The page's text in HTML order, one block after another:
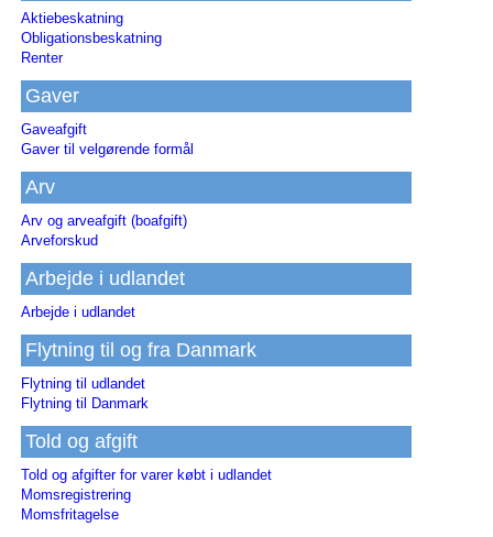
Aktiebeskatning
Obligationsbeskatning
Renter
Gaver
Gaveafgift
Gaver til velgørende formål
Arv
Arv og arveafgift (boafgift)
Arveforskud
Arbejde i udlandet
Arbejde i udlandet
Flytning til og fra Danmark
Flytning til udlandet
Flytning til Danmark
Told og afgift
Told og afgifter for varer købt i udlandet
Momsregistrering
Momsfritagelse